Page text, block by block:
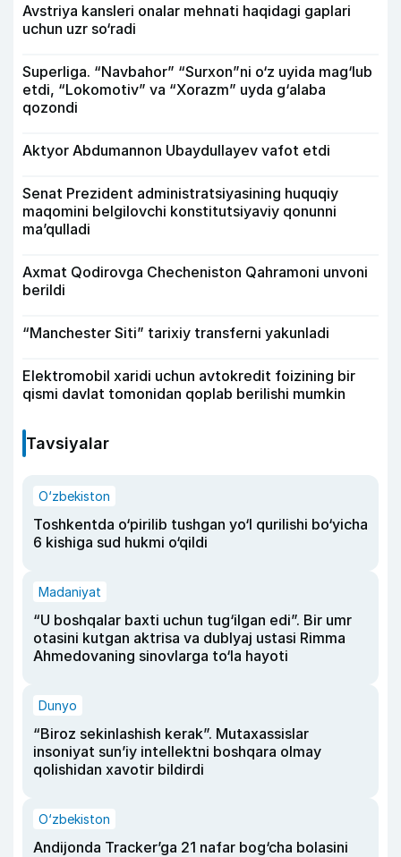
Avstriya kansleri onalar mehnati haqidagi gaplari
uchun uzr so‘radi
Superliga. “Navbahor” “Surxon”ni o‘z uyida mag‘lub
etdi, “Lokomotiv” va “Xorazm” uyda g‘alaba
qozondi
Aktyor Abdu­mannon Ubaydullayev vafot etdi
Senat Prezident administratsiyasining huquqiy
maqomini belgilovchi konstitutsiyaviy qonunni
ma’qulladi
Axmat Qodirovga Checheniston Qahramoni unvoni
berildi
“Manchester Siti” tarixiy transferni yakunladi
Elektromobil xaridi uchun avtokredit foizining bir
qismi davlat tomonidan qoplab berilishi mumkin
Tavsiyalar
O‘zbekiston
Toshkentda o‘pirilib tushgan yo‘l qurilishi bo‘yicha
6 kishiga sud hukmi o‘qildi
Madaniyat
“U boshqalar baxti uchun tug‘ilgan edi”. Bir umr
otasini kutgan aktrisa va dublyaj ustasi Rimma
Ahmedovaning sinovlarga to‘la hayoti
Dunyo
“Biroz sekinlashish kerak”. Mutaxassislar
insoniyat sun’iy intellektni boshqara olmay
qolishidan xavotir bildirdi
O‘zbekiston
Andijonda Tracker’ga 21 nafar bog‘cha bolasini